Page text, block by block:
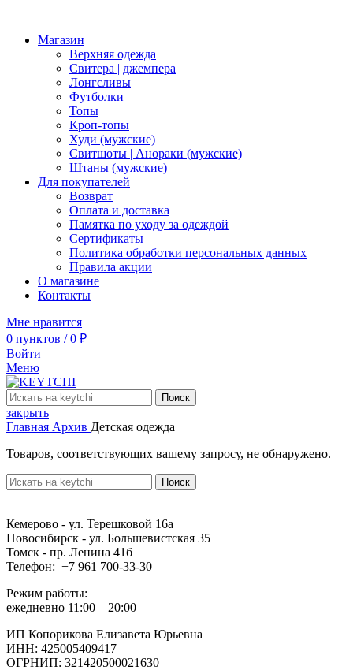
Магазин
Верхняя одежда
Свитера | джемпера
Лонгсливы
Футболки
Топы
Кроп-топы
Худи (мужские)
Свитшоты | Анораки (мужские)
Штаны (мужские)
Для покупателей
Возврат
Оплата и доставка
Памятка по уходу за одеждой
Сертификаты
Политика обработки персональных данных
Правила акции
О магазине
Контакты
Мне нравится
0 пунктов / 0 ₽
Войти
Меню
Поиск
закрыть
Главная Архив Детская одежда
Товаров, соответствующих вашему запросу, не обнаружено.
Поиск
Кемерово - ул. Терешковой 16а
Новосибирск - ул. Большевистская 35
Томск - пр. Ленина 41б
Телефон: +7 961 700-33-30
Режим работы:
ежедневно 11:00 – 20:00
ИП Копорикова Елизавета Юрьевна
ИНН: 425005409417
ОГРНИП: 321420500021630